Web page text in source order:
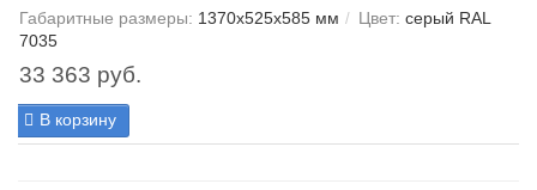
Габаритные размеры: 1370х525х585 мм Цвет: серый RAL
7035
33 363 руб.
В корзину